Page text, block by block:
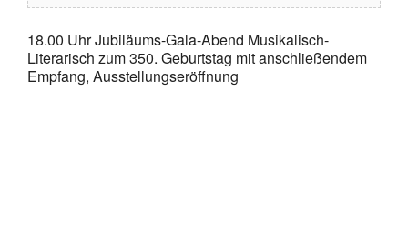
18.00 Uhr Jubiläums-Gala-Abend Musikalisch-
Literarisch zum 350. Geburtstag mit anschließendem
Empfang, Ausstellungseröffnung